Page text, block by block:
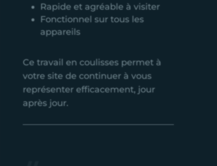
Rapide et agréable à visiter
Fonctionnel sur tous les
appareils
Ce travail en coulisses permet à
votre site de continuer à vous
représenter efficacement, jour
après jour.